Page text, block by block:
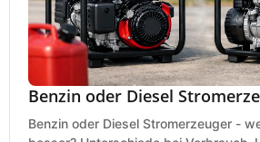
Benzin oder Diesel
Benzin oder Diesel Stromerzeuger -